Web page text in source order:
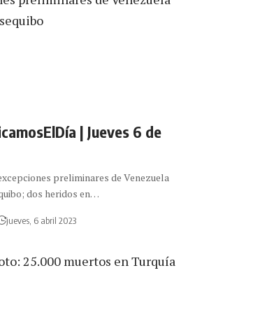
| Jueves 6 de
preliminares de Venezuela
dos heridos en…
jueves, 6 abril 2023